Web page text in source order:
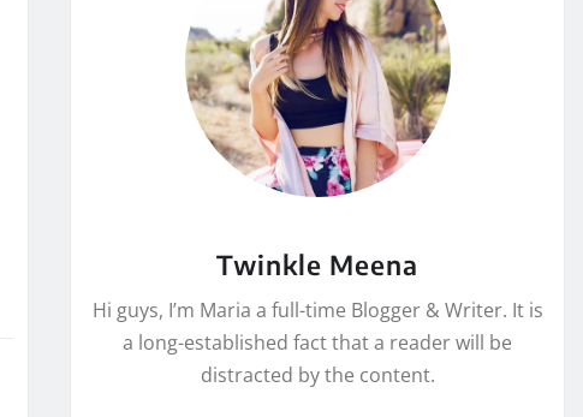
Twinkle Meena
Hi guys, I’m Maria a full-time Blogger & Writer. It is
a long-established fact that a reader will be
distracted by the content.